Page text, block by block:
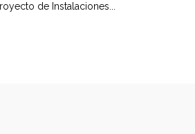
de Instalaciones...